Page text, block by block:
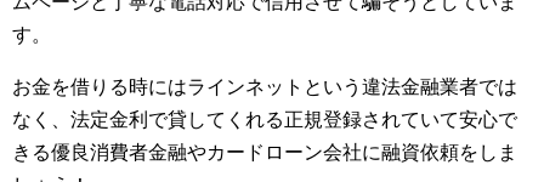
す。
お金を借りる時にはラインネットという違法金融業者では
なく、法定金利で貸してくれる正規登録されていて安心で
きる優良消費者金融やカードローン会社に融資依頼をしま